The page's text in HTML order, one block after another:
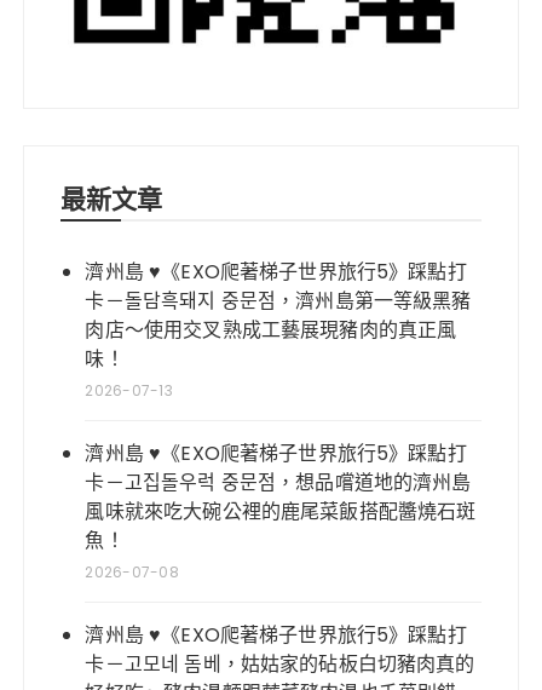
最新文章
濟州島 ♥《EXO爬著梯子世界旅行5》踩點打
卡－돌담흑돼지 중문점，濟州島第一等級黑豬
肉店～使用交叉熟成工藝展現豬肉的真正風
味！
2026-07-13
濟州島 ♥《EXO爬著梯子世界旅行5》踩點打
卡－고집돌우럭 중문점，想品嚐道地的濟州島
風味就來吃大碗公裡的鹿尾菜飯搭配醬燒石斑
魚！
2026-07-08
濟州島 ♥《EXO爬著梯子世界旅行5》踩點打
卡－고모네 돔베，姑姑家的砧板白切豬肉真的